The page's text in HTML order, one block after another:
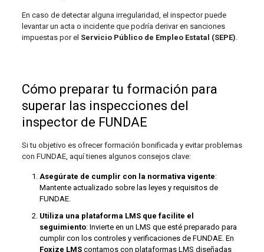
En caso de detectar alguna irregularidad, el inspector puede
levantar un acta o incidente que podría derivar en sanciones
impuestas por el Servicio Público de Empleo Estatal (SEPE).
Cómo preparar tu formación para
superar las inspecciones del
inspector de FUNDAE
Si tu objetivo es ofrecer formación bonificada y evitar problemas
con FUNDAE, aquí tienes algunos consejos clave:
Asegúrate de cumplir con la normativa vigente:
Mantente actualizado sobre las leyes y requisitos de
FUNDAE.
Utiliza una plataforma LMS que facilite el
seguimiento: Invierte en un LMS que esté preparado para
cumplir con los controles y verificaciones de FUNDAE. En
Foxize LMScontamos con plataformas LMS diseñadas